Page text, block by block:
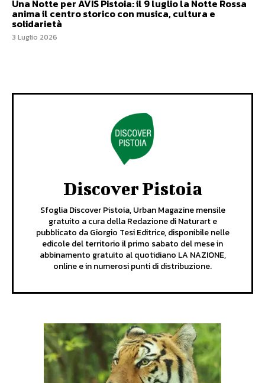
Una Notte per AVIS Pistoia: il 9 luglio la Notte Rossa
anima il centro storico con musica, cultura e
solidarietà
3 Luglio 2026
Discover Pistoia
Sfoglia Discover Pistoia, Urban Magazine mensile
gratuito a cura della Redazione di Naturart e
pubblicato da Giorgio Tesi Editrice, disponibile nelle
edicole del territorio il primo sabato del mese in
abbinamento gratuito al quotidiano LA NAZIONE,
online e in numerosi punti di distribuzione.